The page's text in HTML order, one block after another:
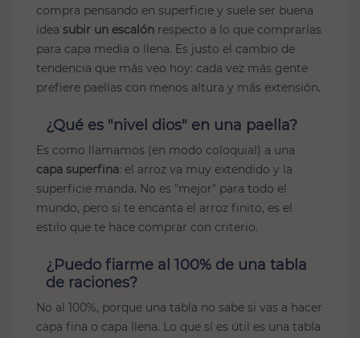
compra pensando en superficie y suele ser buena
idea subir un escalón respecto a lo que comprarías
para capa media o llena. Es justo el cambio de
tendencia que más veo hoy: cada vez más gente
prefiere paellas con menos altura y más extensión.
¿Qué es "nivel dios" en una paella?
Es como llamamos (en modo coloquial) a una
capa superfina: el arroz va muy extendido y la
superficie manda. No es "mejor" para todo el
mundo, pero si te encanta el arroz finito, es el
estilo que te hace comprar con criterio.
¿Puedo fiarme al 100% de una tabla
de raciones?
No al 100%, porque una tabla no sabe si vas a hacer
capa fina o capa llena. Lo que sí es útil es una tabla